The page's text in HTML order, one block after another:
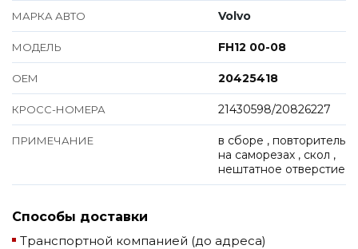
МАРКА АВТО Volvo
МОДЕЛЬ FH12 00-08
ОЕМ 20425418
КРОСС-НОМЕРА 21430598/20826227
ПРИМЕЧАНИЕ
в сборе , повторитель
на саморезах , скол ,
нештатное отверстие
Способы доставки
Транспортной компанией (до адреса)